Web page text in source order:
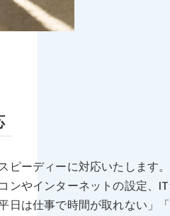
ピーディーに対応いたします
ンやインターネットの設定、
日は仕事で時間が取れない」